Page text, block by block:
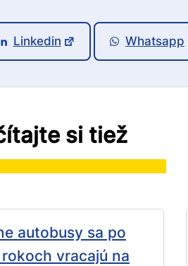
Linkedin Whatsapp
si tiež
autobusy sa po
vracajú na